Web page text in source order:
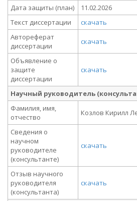
Дата защиты (план)
11.02.2026
Текст диссертации
скачать
Автореферат
диссертации
скачать
Объявление о
защите
диссертации
скачать
Научный руководитель
Фамилия, имя,
отчество
Козлов Кирилл
Сведения о
научном
руководителе
(консультанте)
скачать
Отзыв научного
руководителя
(консультанта)
скачать